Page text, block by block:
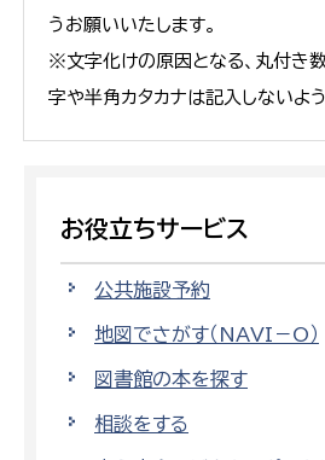
うお願いいたします。
※文字化けの原因となる、丸付き
字や半角カタカナは記入しないよ
お役立ちサービス
公共施設予約
地図でさがす（NAVI－O）
図書館の本を探す
相談をする